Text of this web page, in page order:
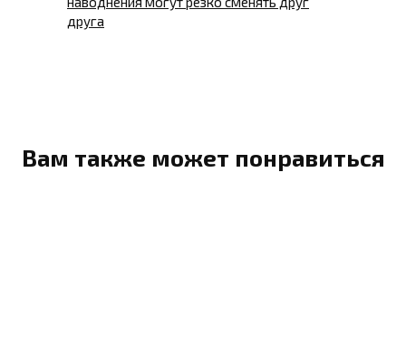
друга
Вам также может понравиться